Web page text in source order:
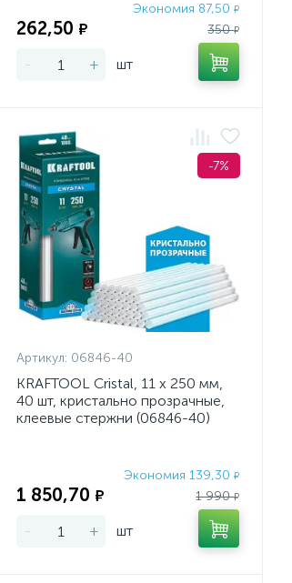
Экономия 87,50₽
262,50 ₽ 350₽
- + шт
-7%
Артикул: 06846-40
KRAFTOOL Cristal, 11 х 250 мм,
40 шт, кристально прозрачные,
клеевые стержни (06846-40)
Экономия 139,30₽
1 850,70 ₽ 1 990₽
- + шт